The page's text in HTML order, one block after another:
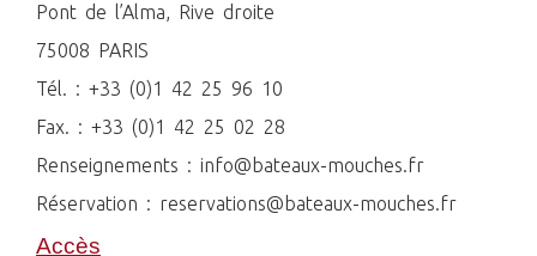
Pont de l’Alma, Rive droite
75008 PARIS
Tél. : +33 (0)1 42 25 96 10
Fax. : +33 (0)1 42 25 02 28
Renseignements : info@bateaux-mouches.fr
Réservation : reservations@bateaux-mouches.fr
Accès